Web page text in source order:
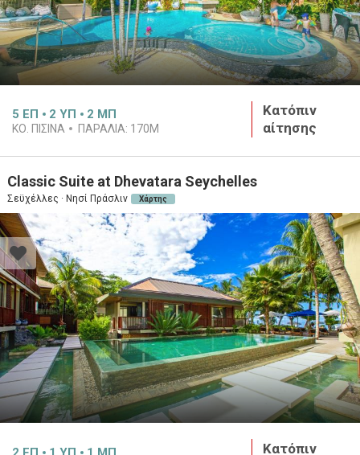
5 ΕΠ 2 ΥΠ 2 ΜΠ
ΚΟ. ΠΙΣΙΝΑ ΠΑΡΑΛΙΑ: 170M
Κατόπιν
αίτησης
Classic Suite at Dhevatara Seychelles
Σεϋχέλλες · Νησί Πράσλιν Χάρτης
Κατόπιν